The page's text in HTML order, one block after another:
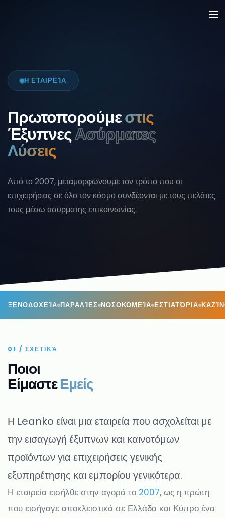
Όροι Εγγύησης
Επικοινωνία
Η ΕΤΑΙΡΕΊΑ
Πρωτοπορούμεστις
ΈξυπνεςΑσύρματες
Λύσεις
Από το 2007, μεταμορφώνουμε τον τρόπο που οι
επιχειρήσεις σε όλο τον κόσμο συνδέονται με τους πελάτες
τους μέσω ασύρματης επικοινωνίας.
ΞΕΝΟΔΟΧΕΊΑ ΠΑΡΑΛΊΕΣ ΝΟΣΟΚΟΜΕΊΑ ΕΣΤΙΑΤΌΡΙΑ
01 / ΣΧΕΤΙΚΆ
Ποιοι
ΕίμαστεΕμείς
Η Leanko είναι μια εταιρεία που ασχολείται με
την εισαγωγή έξυπνων και καινοτόμων
προϊόντων για επιχειρήσεις γενικής
εξυπηρέτησης και εμπορίου γενικότερα.
Η εταιρεία εισήλθε στην αγορά το 2007, ως η πρώτη
που εισήγαγε αποκλειστικά σε Ελλάδα και Κύπρο ένα